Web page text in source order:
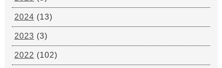
2024 (13)
2023 (3)
2022 (102)